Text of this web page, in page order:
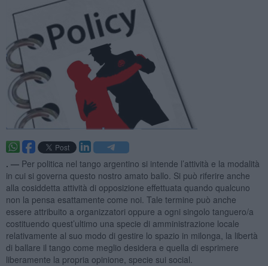
. — Per politica nel tango argentino si intende l’attività e la modalità
in cui si governa questo nostro amato ballo. Si può riferire anche
alla cosiddetta attività di opposizione effettuata quando qualcuno
non la pensa esattamente come noi. Tale termine può anche
essere attribuito a organizzatori oppure a ogni singolo tanguero/a
costituendo quest’ultimo una specie di amministrazione locale
relativamente al suo modo di gestire lo spazio in milonga, la libertà
di ballare il tango come meglio desidera e quella di esprimere
liberamente la propria opinione, specie sui social.